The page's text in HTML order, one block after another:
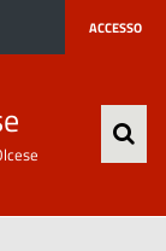
ACCESSO